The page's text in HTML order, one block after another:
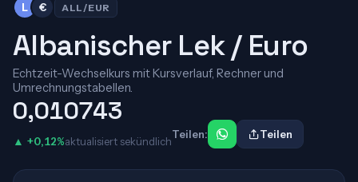
L € ALL/EUR
Albanischer Lek / Euro
Echtzeit-Wechselkurs mit Kursverlauf, Rechner und
Umrechnungstabellen.
0,010743
▲ +0,12%aktualisiert sekündlich
Teilen: Teilen